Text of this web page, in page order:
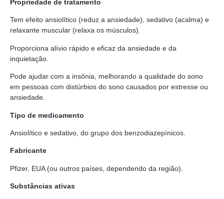
Propriedade de tratamento
Tem efeito ansiolítico (reduz a ansiedade), sedativo (acalma) e
relaxante muscular (relaxa os músculos).
Proporciona alívio rápido e eficaz da ansiedade e da
inquietação.
Pode ajudar com a insônia, melhorando a qualidade do sono
em pessoas com distúrbios do sono causados por estresse ou
ansiedade.
Tipo de medicamento
Ansiolítico e sedativo, do grupo dos benzodiazepínicos.
Fabricante
Pfizer, EUA (ou outros países, dependendo da região).
Substâncias ativas